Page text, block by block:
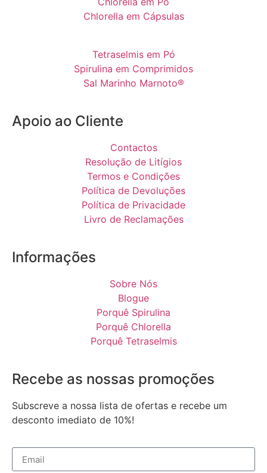
Chlorella em Cápsulas
Tetraselmis em Pó
Spirulina em Comprimidos
Sal Marinho Marnoto®
Apoio ao Cliente
Contactos
Resolução de Litígios
Termos e Condições
Política de Devoluções
Política de Privacidade
Livro de Reclamações
Informações
Sobre Nós
Blogue
Porquê Spirulina
Porquê Chlorella
Porquê Tetraselmis
Recebe as nossas promoções
Subscreve a nossa lista de ofertas e recebe um
desconto imediato de 10%!